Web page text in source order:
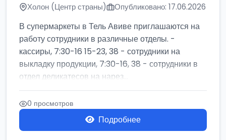
Холон (Центр страны) Опубликовано: 17.06.2026
В супермаркеты в Тель Авиве приглашаются на
работу сотрудники в различные отделы. -
кассиры, 7:30-16 15-23, 38 - сотрудники на
выкладку продукции, 7:30-16, 38 - сотрудники в
отдел деликатесов на нарез...
0 просмотров
Подробнее